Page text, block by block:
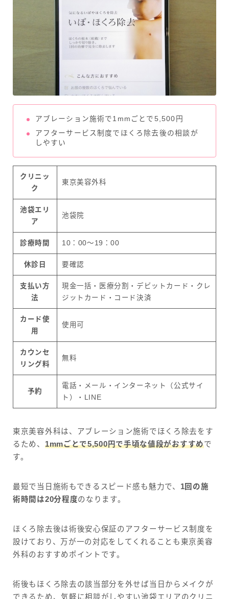
アブレーション施術で1mmごとで5,500円
アフターサービス制度でほくろ除去後の相談が
しやすい
クリニッ
ク
東京美容外科
池袋エリ
ア
池袋院
診療時間 10：00～19：00
休診日 要確認
支払い方
法
現金一括・医療分割・デビットカード・クレ
ジットカード・コード決済
カード使
用
使用可
カウンセ
リング料
無料
予約
電話・メール・インターネット（公式サイ
ト）・LINE
東京美容外科は、アブレーション施術でほくろ除去をす
るため、 1mmごとで5,500円で手頃な値段がおすすめで
す。
最短で当日施術もできるスピード感も魅力で、 1回の施
術時間は20分程度のなります。
ほくろ除去後は術後安心保証のアフターサービス制度を
設けており、万が一の対応をしてくれることも東京美容
外科のおすすめポイントです。
術後もほくろ除去の該当部分を外せば当日からメイクが
できるため、気軽に相談がしやすい池袋エリアのクリニ